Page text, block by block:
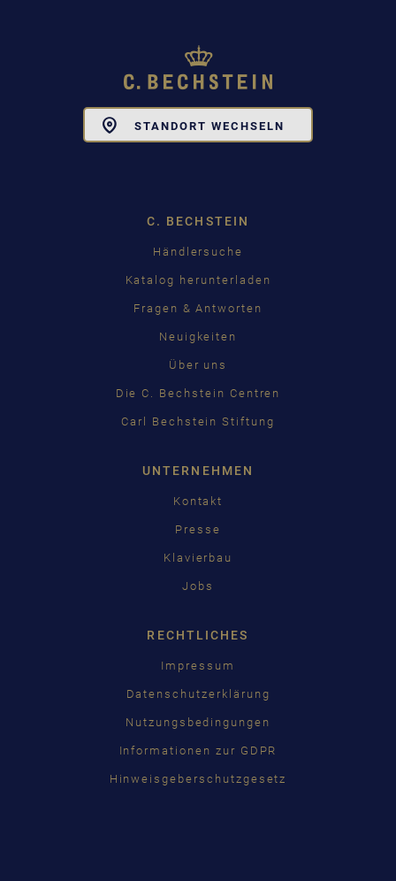
STANDORT WECHSELN
C. BECHSTEIN
Händlersuche
Katalog herunterladen
Fragen & Antworten
Neuigkeiten
Über uns
Die C. Bechstein Centren
Carl Bechstein Stiftung
UNTERNEHMEN
Kontakt
Presse
Klavierbau
Jobs
RECHTLICHES
Impressum
Datenschutzerklärung
Nutzungsbedingungen
Informationen zur GDPR
Hinweisgeberschutzgesetz